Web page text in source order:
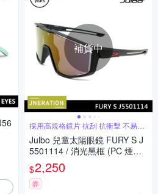
補貨中
採用高規格鏡片 抗刮 抗衝擊 不易破
裂
Julbo 兒童太陽眼鏡 FURY S J
5501114 / 消光黑框 (PC 煙灰
紅鍍膜鏡片)
$2,250
券